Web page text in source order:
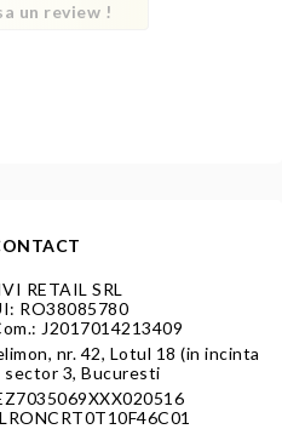
un review !
RETAIL SRL
RO38085780
J2017014213409
nr. 42, Lotul 18 (in incinta
sector 3, Bucuresti